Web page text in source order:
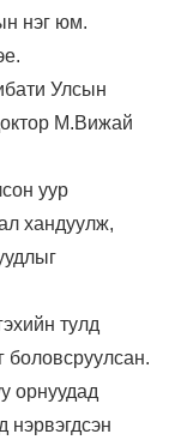
нэг юм.
Улсын
М.Вижай
уур
хандуулж,
тулд
боловсруулсан.
орнуудад
нэрвэгдсэн